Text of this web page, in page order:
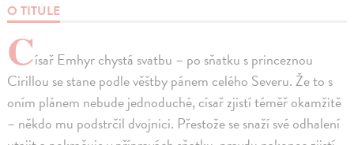
O TITULE
Císař Emhyr chystá svatbu – po sňatku s princeznou
Cirillou se stane podle věštby pánem celého Severu. Že to s
oním plánem nebude jednoduché, císař zjistí téměř okamžitě
– někdo mu podstrčil dvojnici. Přestože se snaží své odhalení